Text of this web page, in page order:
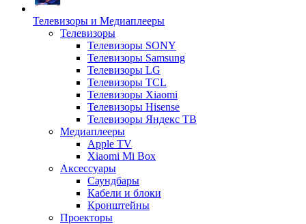
Телевизоры и Медиаплееры
Телевизоры
Телевизоры SONY
Телевизоры Samsung
Телевизоры LG
Телевизоры TCL
Телевизоры Xiaomi
Телевизоры Hisense
Телевизоры Яндекс ТВ
Медиаплееры
Apple TV
Xiaomi Mi Box
Аксессуары
Саундбары
Кабели и блоки
Кронштейны
Проекторы